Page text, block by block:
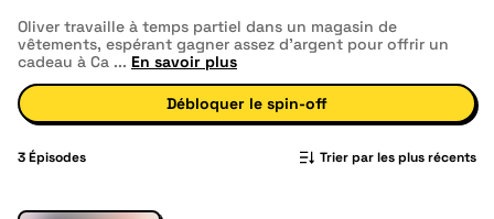
Oliver travaille à temps partiel dans un magasin de
vêtements, espérant gagner assez d'argent pour offrir un
cadeau à Ca ... En savoir plus
Débloquer le spin-off
3Épisodes Trier par les plus récents